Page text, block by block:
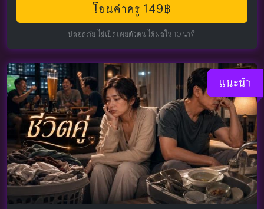
โอนค่าครู 149฿
ปลอดภัย ไม่เปิดเผยตัวตน ได้ผลใน 10 นาที
แนะนำ